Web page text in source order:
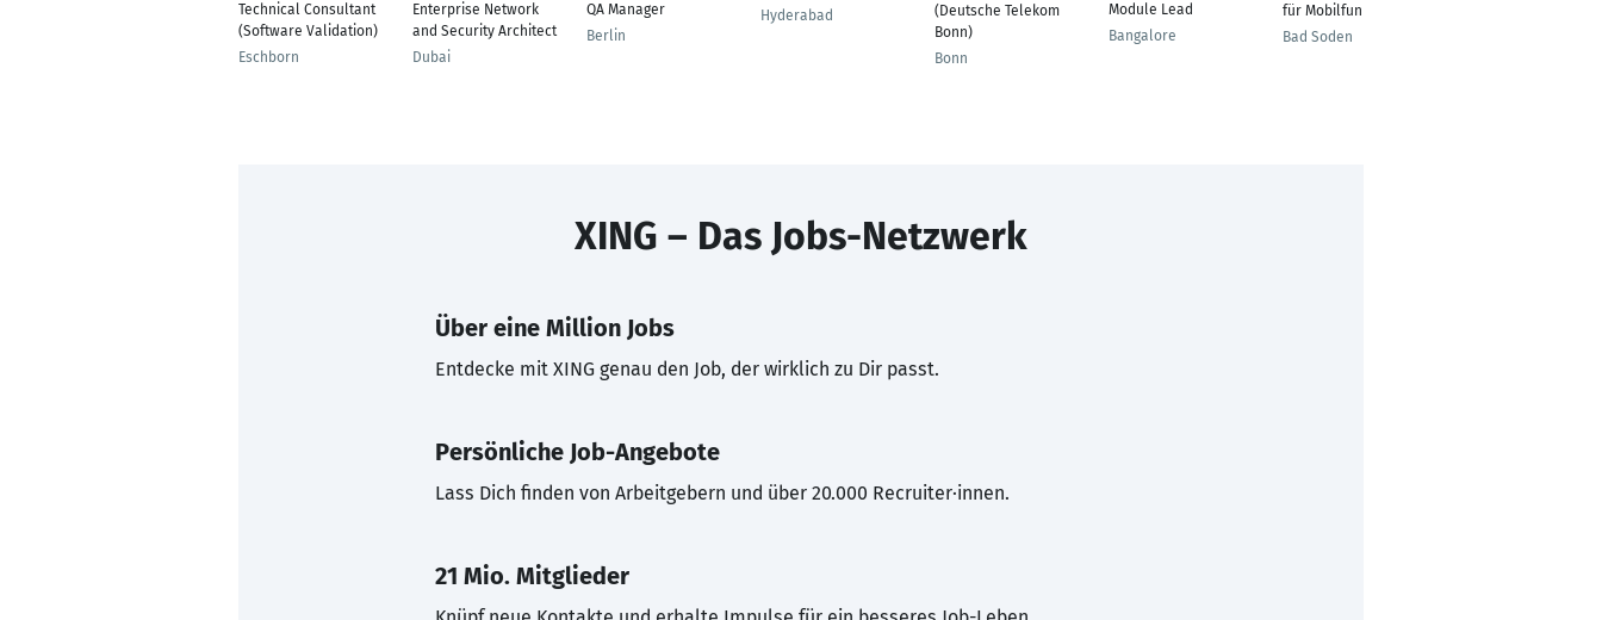
Technical Consultant
(Software Validation)
Eschborn
Enterprise Network
and Security Architect
Dubai
QA Manager
Berlin
Hyderabad
(Deutsche Telekom
Bonn)
Bonn
Module Lead
Bangalore
für Mobilfunkgeräte
Bad Soden
XING – Das Jobs-Netzwerk
Über eine Million Jobs
Entdecke mit XING genau den Job, der wirklich zu Dir passt.
Persönliche Job-Angebote
Lass Dich finden von Arbeitgebern und über 20.000 Recruiter·innen.
21 Mio. Mitglieder